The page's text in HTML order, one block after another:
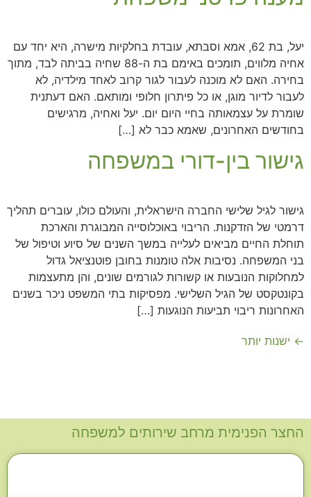
יעל, בת 62, אמא וסבתא, עובדת בחלקיות מישרה, היא יחד עם
אחיה מלווים, תומכים באימם בת ה-88 שחיה בביתה לבד, מתוך
בחירה. האם לא מוכנה לעבור לגור קרוב לאחד מילדיה, לא
לעבור לדיור מוגן, או כל פיתרון חלופי ומותאם. האם דעתנית
שומרת על עצמאותה בחיי היום יום. יעל ואחיה, מרגישים
בחודשים האחרונים, שאמא כבר לא […]
גישור בין-דורי במשפחה
גישור לגיל שלישי החברה הישראלית, והעולם כולו, עוברים תהליך
דרמטי של הזדקנות. הריבוי באוכלוסייה המבוגרת והארכת
תוחלת החיים מביאים לעלייה במשך השנים של סיוע וטיפול של
בני המשפחה. נסיבות אלה טומנות בחובן פוטנציאל גדול
למחלוקות הנובעות או קשורות לגורמים שונים, והן מתעצמות
בקונטקסט של הגיל השלישי. מפסיקות בתי המשפט ניכר בשנים
האחרונות ריבוי תביעות הנוגעות […]
← ישנות יותר
החצר הפנימית מרחב שירותים למשפחה